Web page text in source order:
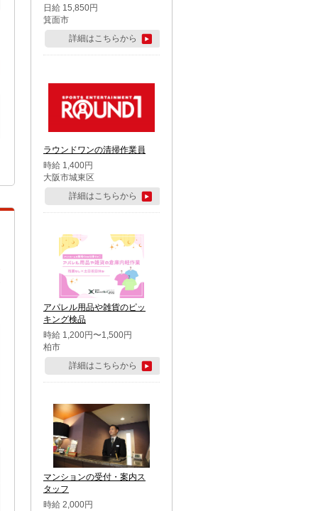
日給 15,850円
箕面市
詳細はこちらから
ラウンドワンの清掃作業員
時給 1,400円
大阪市城東区
詳細はこちらから
アパレル用品や雑貨のピッ
キング検品
時給 1,200円〜1,500円
柏市
詳細はこちらから
マンションの受付・案内ス
タッフ
時給 2,000円